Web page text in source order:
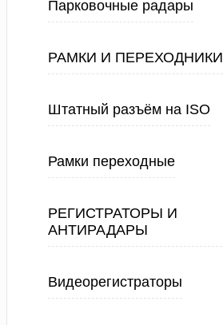
Парковочные радары
РАМКИ И ПЕРЕХОДНИКИ
Штатный разъём на ISO
Рамки переходные
РЕГИСТРАТОРЫ И
АНТИРАДАРЫ
Видеорегистраторы